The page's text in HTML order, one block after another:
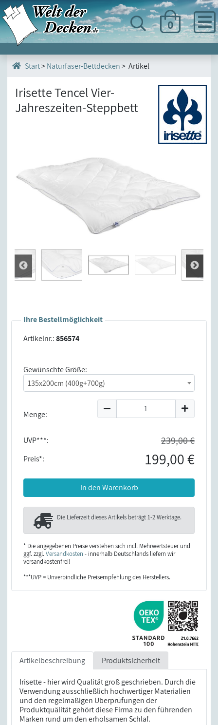
0
Start>Naturfaser-Bettdecken> Artikel
Irisette Tencel Vier-
Jahreszeiten-Steppbett
Ihre Bestellmöglichkeit
Artikelnr.:856574
Gewünschte Größe:
135x200cm (400g+700g)
Menge:
UVP***: 239,00 €
Preis*: 199,00 €
In den Warenkorb
Die Lieferzeit dieses Artikels beträgt1-2 Werktage.
* Die angegebenen Preise verstehen sich incl. Mehrwertsteuer und
ggf. zzgl.Versandkosten - innerhalb Deutschlands liefern wir
versandkostenfrei!
***UVP = Unverbindliche Preisempfehlung des Herstellers.
Artikelbeschreibung Produktsicherheit
Irisette - hier wird Qualität groß geschrieben. Durch die
Verwendung ausschließlich hochwertiger Materialien
und den regelmäßigen Überprüfungen der
Produktquälität gehört diese Firma zu den führenden
Marken rund um den erholsamen Schlaf.